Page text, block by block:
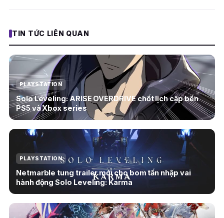
TIN TỨC LIÊN QUAN
PLAYSTATION
Solo Leveling: ARISE OVERDRIVE chốt lịch cập bến
PS5 và Xbox series
PLAYSTATION
Netmarble tung trailer mới cho bom tấn nhập vai
hành động Solo Leveling: Karma